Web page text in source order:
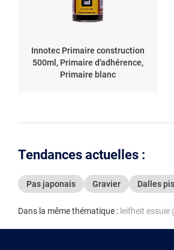
Innotec Primaire construction
500ml, Primaire d'adhérence,
Primaire blanc
Tendances actuelles :
Pas japonais Gravier Dalles
Dans la même thématique : leifheit essuie